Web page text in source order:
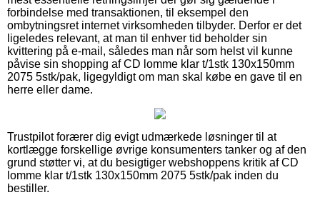
forbindelse med transaktionen, til eksempel den
ombytningsret internet virksomheden tilbyder. Derfor er det
ligeledes relevant, at man til enhver tid beholder sin
kvittering på e-mail, således man når som helst vil kunne
påvise sin shopping af CD lomme klar t/1stk 130x150mm
2075 5stk/pak, ligegyldigt om man skal købe en gave til en
herre eller dame.
Trustpilot forærer dig evigt udmærkede løsninger til at
kortlægge forskellige øvrige konsumenters tanker og af den
grund støtter vi, at du besigtiger webshoppens kritik af CD
lomme klar t/1stk 130x150mm 2075 5stk/pak inden du
bestiller.